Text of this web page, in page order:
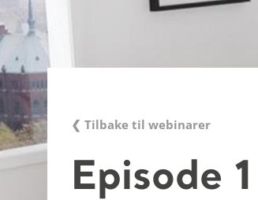
❮ Tilbake til webinarer
Episode